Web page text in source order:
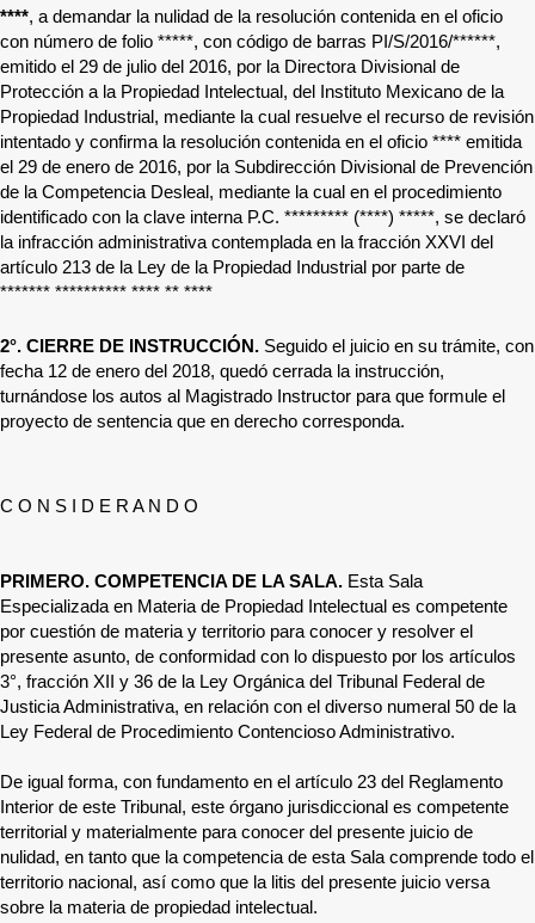
****, a demandar la nulidad de la resolución contenida en el oficio
con número de folio *****, con código de barras PI/S/2016/******,
emitido el 29 de julio del 2016, por la Directora Divisional de
Protección a la Propiedad Intelectual, del Instituto Mexicano de la
Propiedad Industrial, mediante la cual resuelve el recurso de revisión
intentado y confirma la resolución contenida en el oficio **** emitida
el 29 de enero de 2016, por la Subdirección Divisional de Prevención
de la Competencia Desleal, mediante la cual en el procedimiento
identificado con la clave interna P.C. ********* (****) *****, se declaró
la infracción administrativa contemplada en la fracción XXVI del
artículo 213 de la Ley de la Propiedad Industrial por parte de
******* ********** **** ** ****
2°. CIERRE DE INSTRUCCIÓN. Seguido el juicio en su trámite, con
fecha 12 de enero del 2018, quedó cerrada la instrucción,
turnándose los autos al Magistrado Instructor para que formule el
proyecto de sentencia que en derecho corresponda.
C O N S I D E R A N D O
PRIMERO. COMPETENCIA DE LA SALA. Esta Sala
Especializada en Materia de Propiedad Intelectual es competente
por cuestión de materia y territorio para conocer y resolver el
presente asunto, de conformidad con lo dispuesto por los artículos
3°, fracción XII y 36 de la Ley Orgánica del Tribunal Federal de
Justicia Administrativa, en relación con el diverso numeral 50 de la
Ley Federal de Procedimiento Contencioso Administrativo.
De igual forma, con fundamento en el artículo 23 del Reglamento
Interior de este Tribunal, este órgano jurisdiccional es competente
territorial y materialmente para conocer del presente juicio de
nulidad, en tanto que la competencia de esta Sala comprende todo el
territorio nacional, así como que la litis del presente juicio versa
sobre la materia de propiedad intelectual.